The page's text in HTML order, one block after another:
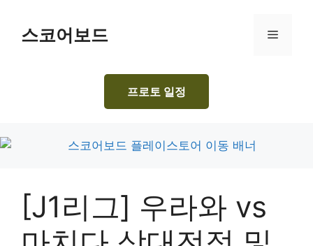
content스코어보드 Menu
프로토 일정
[J1리그] 우라와 vs